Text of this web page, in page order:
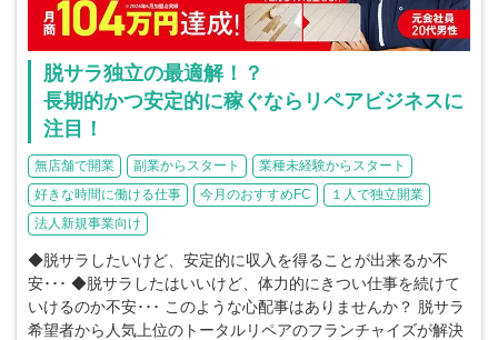
脱サラ独立の最適解！？
長期的かつ安定的に稼ぐならリペアビジネスに
注目！
無店舗で開業 副業からスタート
業種未経験からスタート
好きな時間に働ける仕事
今月のおすすめFC
１人で独立開業
法人新規事業向け
◆脱サラしたいけど、安定的に収入を得ることが出来るか不
安･･･ ◆脱サラしたはいいけど、体力的にきつい仕事を続けて
いけるのか不安･･･ このような心配事はありませんか？ 脱サラ
希望者から人気上位のトータルリペアのフランチャイズが解決